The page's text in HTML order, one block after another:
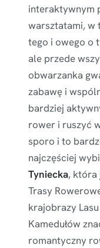
interaktywnym
warsztatami,
tego i owego o
ale przede
obwarzanka
zabawę i
bardziej
rower i ruszyć
sporo i to
najczęściej
Tyniecka, która
Trasy
krajobrazy
Kamedułów
romantyczny